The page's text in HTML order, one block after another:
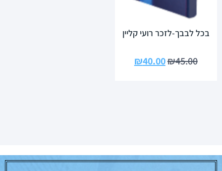
בכל לבבך-לזכר רועי קליין
₪45.00
₪40.00